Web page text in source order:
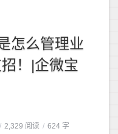
怎么管理业
！|企微宝
/ 2,329 阅读 / 624 字